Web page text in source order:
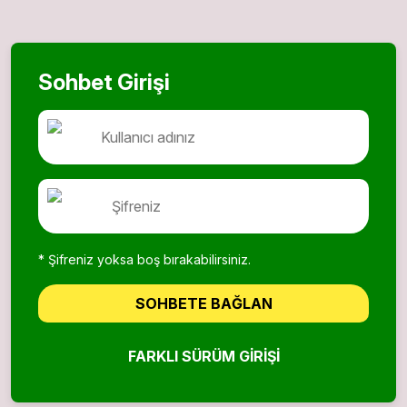
Sohbet Girişi
* Şifreniz yoksa boş bırakabilirsiniz.
SOHBETE BAĞLAN
FARKLI SÜRÜM GIRIŞI